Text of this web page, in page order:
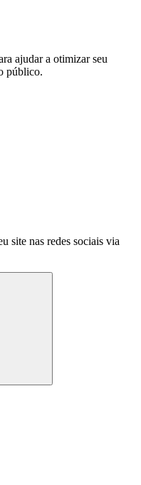
ajudar a otimizar seu
público.
site nas redes sociais via